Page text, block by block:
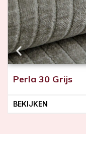
Perla 30 Grijs
BEKIJKEN